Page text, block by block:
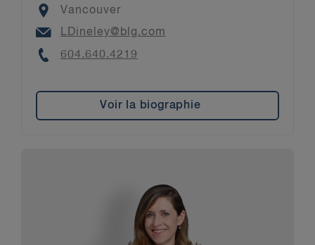
Location
Vancouver
Email
LDineley@blg.com
Phone
604.640.4219
Voir la biographie